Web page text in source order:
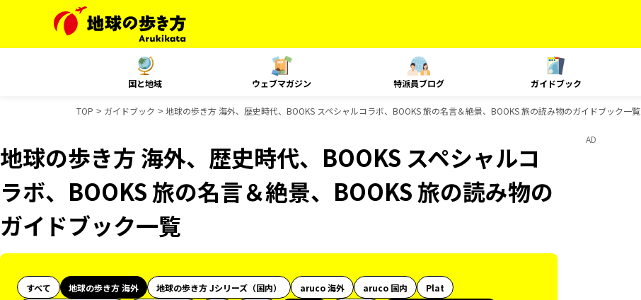
国と地域 ウェブマガジン 特派員ブログ ガイドブック
TOP ガイドブック 地球の歩き方 海外、歴史時代、BOOKS スペシャルコラボ、BOOKS 旅の名言＆絶景、BOOKS 旅の読み物のガイドブック一覧
地球の歩き方 海外、歴史時代、BOOKS スペシャルコ
ラボ、BOOKS 旅の名言＆絶景、BOOKS 旅の読み物の
ガイドブック一覧
すべて 地球の歩き方 海外 地球の歩き方 Jシリーズ（国内） aruco 海外 aruco 国内
Plat
AD